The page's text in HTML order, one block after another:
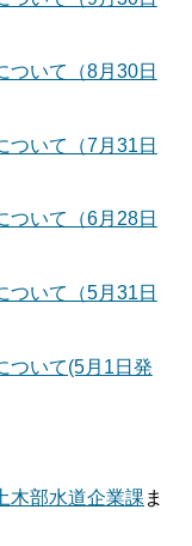
ついて（8月30日
ついて（7月31日
ついて（6月28日
ついて（5月31日
ついて(5月1日発
木部水道企業課 ま